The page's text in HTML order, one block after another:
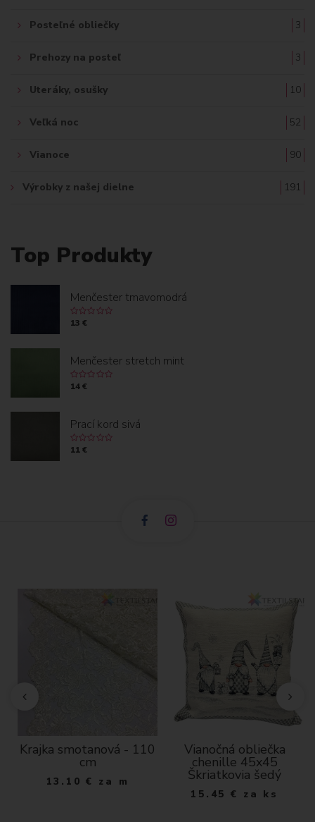
Posteľné obliečky 3
Prehozy na posteľ 3
Uteráky, osušky 10
Veľká noc 52
Vianoce 90
Výrobky z našej dielne 191
Top Produkty
Menčester tmavomodrá
13 €
Menčester stretch mint
14 €
Prací kord sivá
11 €
Krajka smotanová - 110
cm
13.10 € za m
Vianočná obliečka
chenille 45x45
Škriatkovia šedý
15.45 € za ks